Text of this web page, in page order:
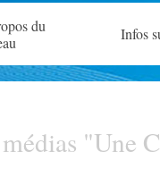
du
Infos
médias "Une